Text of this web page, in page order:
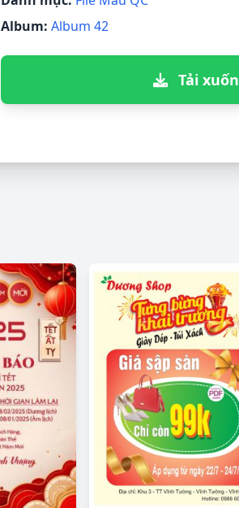
Album: Album 42
Tải